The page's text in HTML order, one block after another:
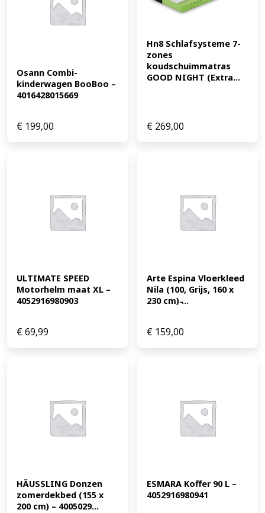
Osann Combi-
kinderwagen BooBoo –
4016428015669
€ 199,00
Hn8 Schlafsysteme 7-
zones
koudschuimmatras
GOOD NIGHT (Extra...
€ 269,00
ULTIMATE SPEED
Motorhelm maat XL –
4052916980903
€69,99
Arte Espina Vloerkleed
Nila (100, Grijs, 160 x
230 cm) ̵...
€ 159,00
HÄUSSLING Donzen
zomerdekbed (155 x
200 cm) – 4005029...
ESMARA Koffer 90 L –
4052916980941